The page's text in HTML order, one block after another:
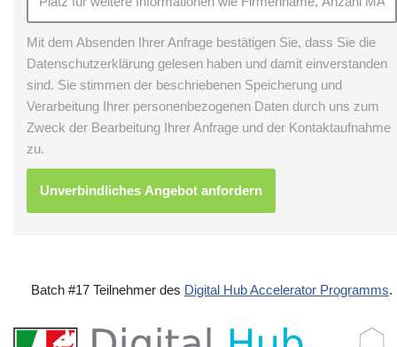
Mit dem Absenden Ihrer Anfrage bestätigen Sie, dass Sie die
Datenschutzerklärung gelesen haben und damit einverstanden
sind. Sie stimmen der beschriebenen Speicherung und
Verarbeitung Ihrer personenbezogenen Daten durch uns zum
Zweck der Bearbeitung Ihrer Anfrage und der Kontaktaufnahme
zu.
Batch #17 Teilnehmer des Digital Hub Accelerator Programms.